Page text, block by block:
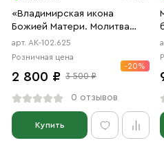
«Владимирская икона
Божией Матери. Молитва
Богородице.»
арт. АК-102.625
Розничная цена
2 800 ₽ 3 500 ₽
-20%
0 отзывов
Купить